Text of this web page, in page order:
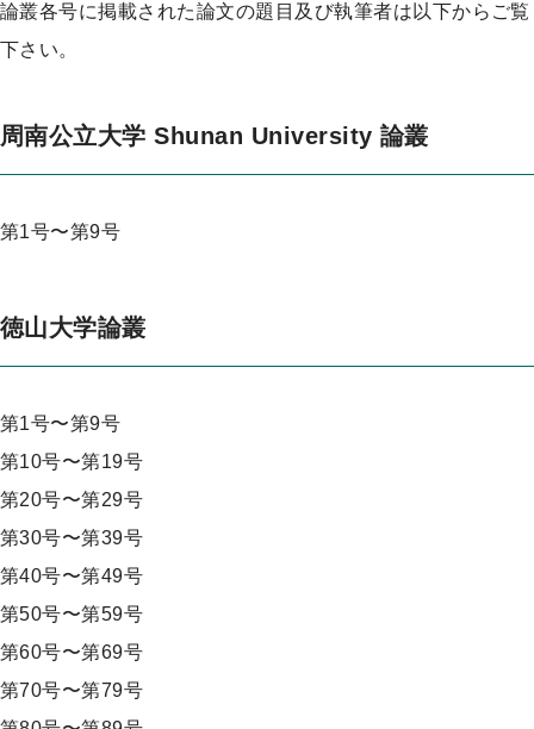
論叢各号に掲載された論文の題目及び執筆者は以下からご覧
下さい。
周南公立大学 Shunan University 論叢
第1号〜第9号
徳山大学論叢
第1号〜第9号
第10号〜第19号
第20号〜第29号
第30号〜第39号
第40号〜第49号
第50号〜第59号
第60号〜第69号
第70号〜第79号